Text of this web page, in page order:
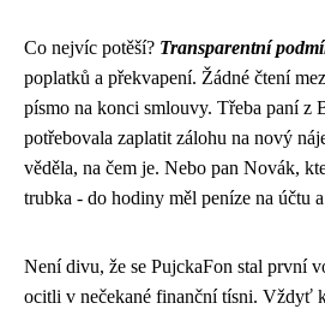
Co nejvíc potěší? Transparentní
poplatků a překvapení. Žádné čtení
písmo na konci smlouvy. Třeba paní z
potřebovala zaplatit zálohu na nový
věděla, na čem je. Nebo pan Novák,
trubka - do hodiny měl peníze na účtu
Není divu, že se PujckaFon stal první
ocitli v nečekané finanční tísni. Vždyť